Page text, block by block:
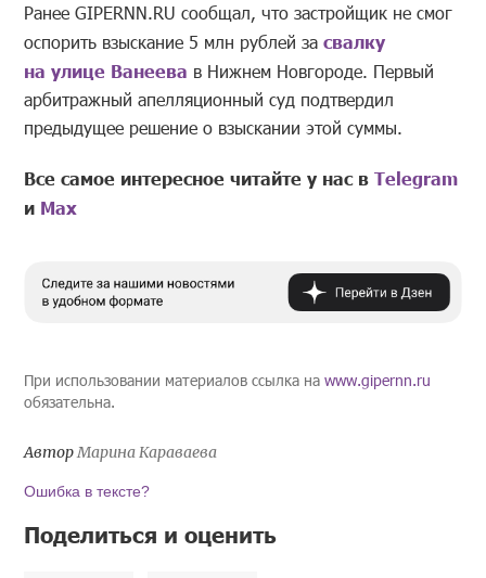
Ранее GIPERNN.RU сообщал, что застройщик не смог
оспорить взыскание 5 млн рублей засвалку
на улице Ванеева в Нижнем Новгороде. Первый
арбитражный апелляционный суд подтвердил
предыдущее решение о взыскании этой суммы.
Все самое интересное читайте у нас вTelegram
и Mах
При использовании материалов ссылка наwww.gipernn.ru
обязательна.
АвторМарина Караваева
Ошибка в тексте?
Поделиться и оценить